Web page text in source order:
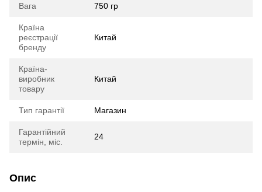
Вага 750 гр
Країна
реєстрації
бренду
Китай
Країна-
виробник
товару
Китай
Тип гарантії Магазин
Гарантійний
термін, міс.
24
Опис